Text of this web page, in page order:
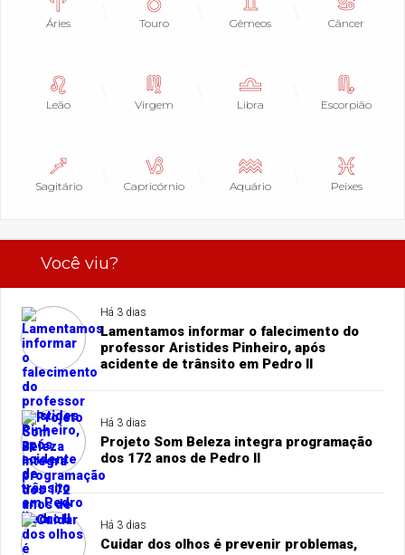
Áries Touro Gêmeos Câncer
Leão Virgem Libra Escorpião
Sagitário Capricórnio Aquário Peixes
Você viu?
Há 3 dias
Lamentamos informar o falecimento do
professor Aristides Pinheiro, após
acidente de trânsito em Pedro II
Há 3 dias
Projeto Som Beleza integra programação
dos 172 anos de Pedro II
Há 3 dias
Cuidar dos olhos é prevenir problemas,